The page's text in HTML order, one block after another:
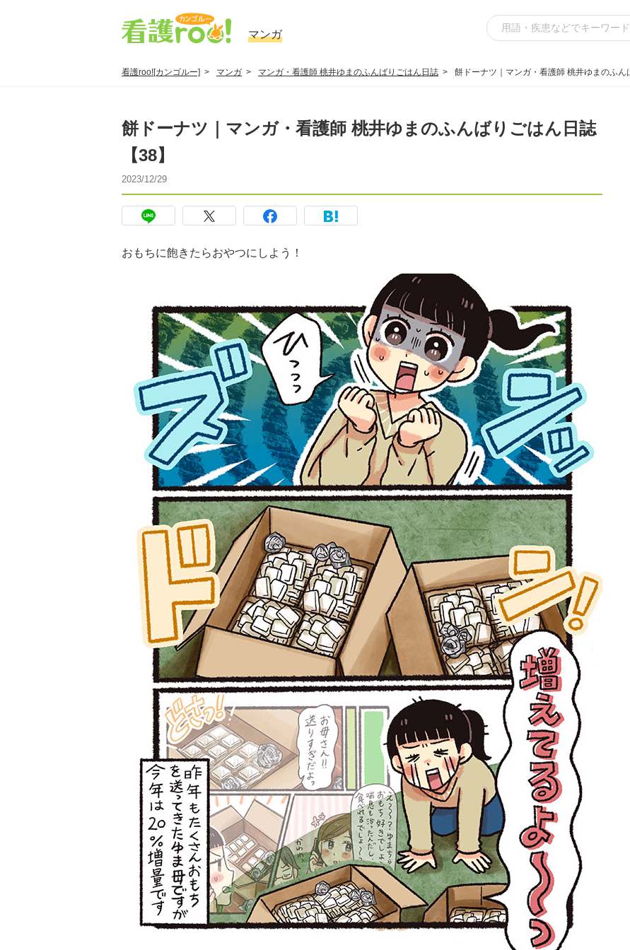
マンガ
看護roo![カンゴルー] マンガ マンガ・看護師 桃井ゆまのふんばりごはん日誌 餅ドーナツ｜マンガ・看護師 桃井ゆまのふん
餅ドーナツ｜マンガ・看護師 桃井ゆまのふんばりごはん日誌
【38】
2023/12/29
おもちに飽きたらおやつにしよう！